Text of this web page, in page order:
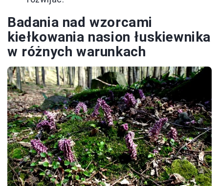
Badania nad wzorcami
kiełkowania nasion łuskiewnika
w różnych warunkach